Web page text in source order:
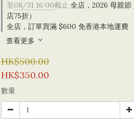
至08/31 16:00截止 全店，2026 母親
店75折）
全店，訂單買滿 $600 免香港本地運費
查看更多
HK$500.00
HK$350.00
數量